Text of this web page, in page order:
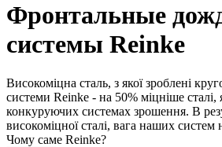
Фронтальные
системы Reinke
Високоміцна сталь, з якої зроблені
системи Reinke - на 50% міцніше
конкуруючих системах зрошення. В
високоміцної сталі, вага наших
Чому саме Reinke?